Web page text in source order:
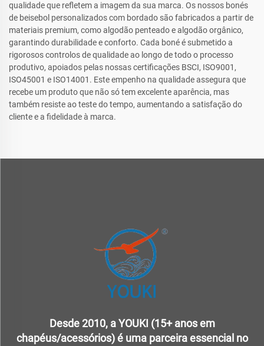
qualidade que refletem a imagem da sua marca. Os nossos bonés
de beisebol personalizados com bordado são fabricados a partir de
materiais premium, como algodão penteado e algodão orgânico,
garantindo durabilidade e conforto. Cada boné é submetido a
rigorosos controlos de qualidade ao longo de todo o processo
produtivo, apoiados pelas nossas certificações BSCI, ISO9001,
ISO45001 e ISO14001. Este empenho na qualidade assegura que
recebe um produto que não só tem excelente aparência, mas
também resiste ao teste do tempo, aumentando a satisfação do
cliente e a fidelidade à marca.
Desde 2010, a YOUKI (15+ anos em
chapéus/acessórios) é uma parceira essencial no